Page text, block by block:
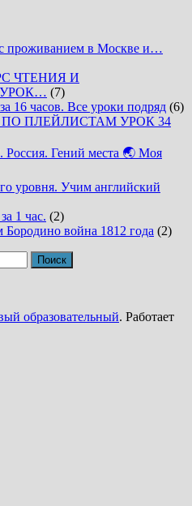
проживанием в Москве и…
ЧТЕНИЯ И
(7)
16 часов. Все уроки подряд (6)
ПЛЕЙЛИСТАМ УРОК 34
Россия. Гений места 🌏 Моя
уровня. Учим английский
1 час. (2)
война 1812 года (2)
образовательный. Работает